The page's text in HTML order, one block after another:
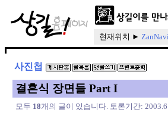
현재위치 ►
사진첩
결혼식 장면들 Part I
모두 18개의 글이 있습니다. 토론기간: